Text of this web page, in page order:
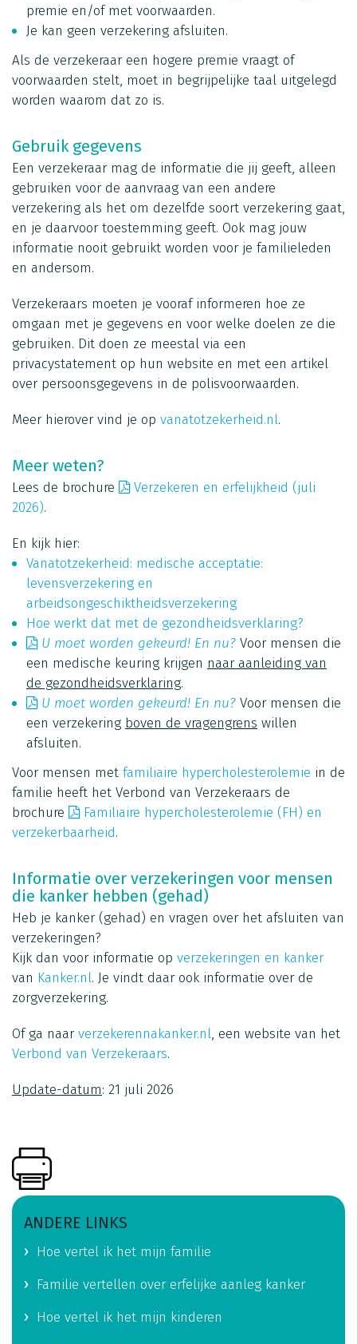
premie en/of met voorwaarden.
Je kan geen verzekering afsluiten.
Als de verzekeraar een hogere premie vraagt of
voorwaarden stelt, moet in begrijpelijke taal uitgelegd
worden waarom dat zo is.
Gebruik gegevens
Een verzekeraar mag de informatie die jij geeft, alleen
gebruiken voor de aanvraag van een andere
verzekering als het om dezelfde soort verzekering gaat,
en je daarvoor toestemming geeft. Ook mag jouw
informatie nooit gebruikt worden voor je familieleden
en andersom.
Verzekeraars moeten je vooraf informeren hoe ze
omgaan met je gegevens en voor welke doelen ze die
gebruiken. Dit doen ze meestal via een
privacystatement op hun website en met een artikel
over persoonsgegevens in de polisvoorwaarden.
Meer hierover vind je op vanatotzekerheid.nl.
Meer weten?
Lees de brochure
Verzekeren en erfelijkheid (juli
2026).
En kijk hier:
Vanatotzekerheid: medische acceptatie:
levensverzekering en
arbeidsongeschiktheidsverzekering
Hoe werkt dat met de gezondheidsverklaring?
U moet worden gekeurd! En nu? Voor mensen die
een medische keuring krijgen naar aanleiding van
de gezondheidsverklaring.
U moet worden gekeurd! En nu? Voor mensen die
een verzekering boven de vragengrens willen
afsluiten.
Voor mensen met familiaire hypercholesterolemie in de
familie heeft het Verbond van Verzekeraars de
brochure
Familiaire hypercholesterolemie (FH) en
verzekerbaarheid.
Informatie over verzekeringen voor mensen
die kanker hebben (gehad)
Heb je kanker (gehad) en vragen over het afsluiten van
verzekeringen?
Kijk dan voor informatie op verzekeringen en kanker
van Kanker.nl. Je vindt daar ook informatie over de
zorgverzekering.
Of ga naarverzekerennakanker.nl, een website van het
Verbond van Verzekeraars.
Update-datum: 21 juli 2026
ANDERE LINKS
Hoe vertel ik het mijn familie
Familie vertellen over erfelijke aanleg kanker
Hoe vertel ik het mijn kinderen